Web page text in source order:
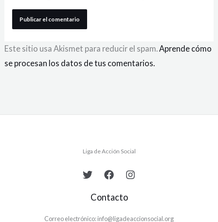
Este sitio usa Akismet para reducir el spam.Aprende cómo
se procesan los datos de tus comentarios.
Liga de Acción Social
Contacto
Correo electrónico: info@ligadeaccionsocial.org